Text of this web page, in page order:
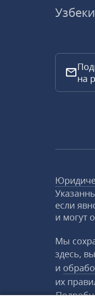
на
если
и могут
Мы
здесь,
и
их